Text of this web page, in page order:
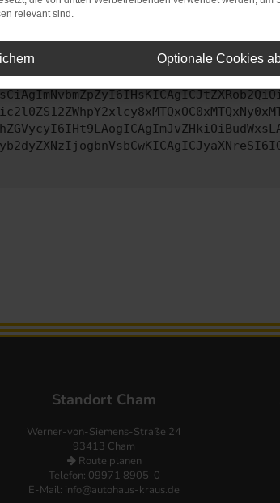
hast, kontaktiere uns bitte. Wir werden
Standort Cham
Werner-von-Siemens-Straße 24
93413 Cham
Route planen
Telefon: 09971 8905-0
E-Mail: info@autohaus-kraus.de
relevant sind.
Optionale Cookies